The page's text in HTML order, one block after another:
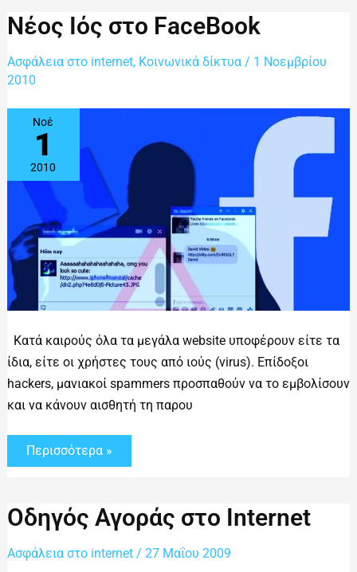
Νέος Ιός στο FaceBook
Ασφάλεια στο internet, Κοινωνικά δίκτυα/ 1 Νοεμβρίου
2010
Νοέ
1
2010
Κατά καιρούς όλα τα μεγάλα website υποφέρουν είτε τα
ίδια, είτε οι χρήστες τους από ιούς (virus). Επίδοξοι
hackers, μανιακοί spammers προσπαθούν να το εμβολίσουν
και να κάνουν αισθητή τη παρου
Νέος
Ιός
FaceBook
Περισσότερα »
Οδηγός Αγοράς στο Internet
Ασφάλεια στο internet/ 27 Μαΐου 2009
Οδηγός
Αγοράς
Internet